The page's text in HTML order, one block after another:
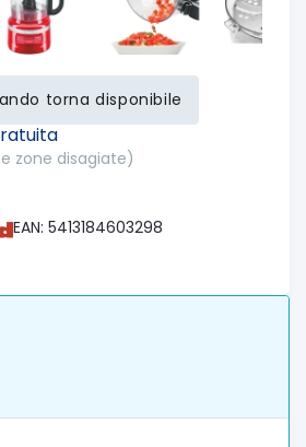
torna disponibile
zone disagiate)
EAN: 5413184603298